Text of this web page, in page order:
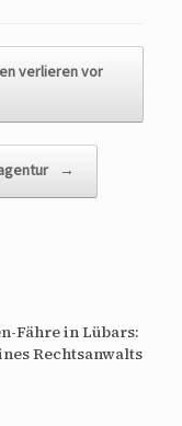
verlieren vor
→
Fähre in Lübars:
Rechtsanwalts